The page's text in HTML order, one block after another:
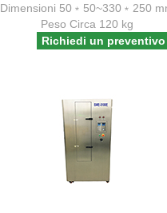
Dimensioni 50﹡50~330﹡250
Peso Circa 120 kg
Richiedi un preventivo